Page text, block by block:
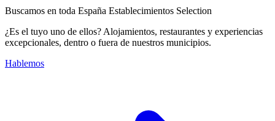
Buscamos en toda España Establecimientos Selection
¿Es el tuyo uno de ellos? Alojamientos, restaurantes y experiencias
excepcionales, dentro o fuera de nuestros municipios.
Hablemos